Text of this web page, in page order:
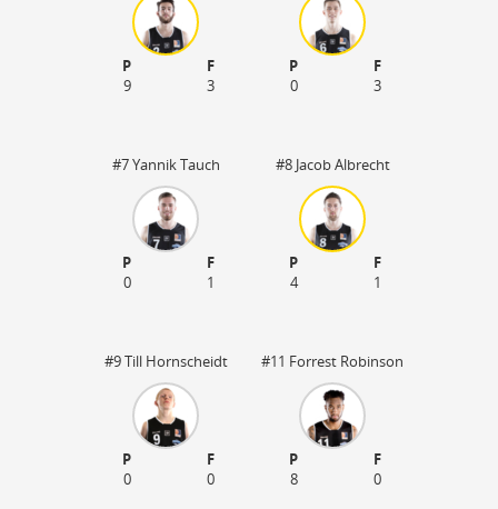
P
F
9
3
P
F
0
3
#7 Yannik Tauch
P
F
0
1
#8 Jacob Albrecht
P
F
4
1
#9 Till Hornscheidt
P
F
0
0
#11 Forrest Robinson
P
F
8
0